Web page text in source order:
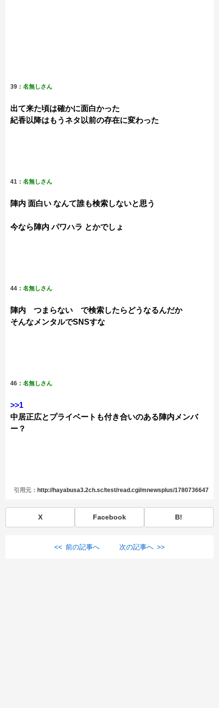
39：名無しさん
出て来た頃は確かに面白かった
紀香以降はもうネタ以前の存在に変わった
41：名無しさん
陣内 面白い なんて誰も検索しないと思う
今なら陣内 パワハラ とかでしょ
44：名無しさん
陣内 つまらない で検索したらどうなるんだか
そんなメンタルでSNSすな
46：名無しさん
>>1
中居正広とプライベートも付き合いのある陣内メンバ
ー？
引用元： http://hayabusa3.2ch.sc/test/read.cgi/mnewsplus/1780736647
X Facebook B!
<< 前の記事へ 次の記事へ >>